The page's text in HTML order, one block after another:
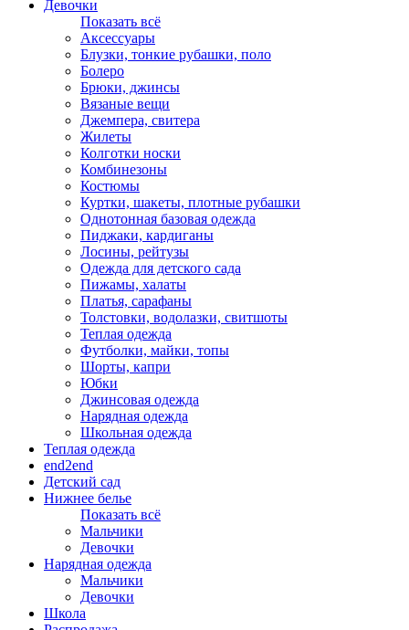
Девочки
Показать всё
Аксессуары
Блузки, тонкие рубашки, поло
Болеро
Брюки, джинсы
Вязаные вещи
Джемпера, свитера
Жилеты
Колготки носки
Комбинезоны
Костюмы
Куртки, шакеты, плотные рубашки
Однотонная базовая одежда
Пиджаки, кардиганы
Лосины, рейтузы
Одежда для детского сада
Пижамы, халаты
Платья, сарафаны
Толстовки, водолазки, свитшоты
Теплая одежда
Футболки, майки, топы
Шорты, капри
Юбки
Джинсовая одежда
Нарядная одежда
Школьная одежда
Теплая одежда
end2end
Детский сад
Нижнее белье
Показать всё
Мальчики
Девочки
Нарядная одежда
Мальчики
Девочки
Школа